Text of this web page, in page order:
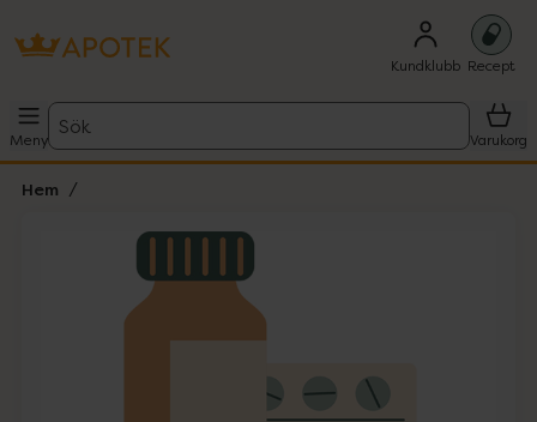
Kundklubb Recept
Meny
Sök
Varukorg
Hem
Lista: . Innehåller 1 objekt.